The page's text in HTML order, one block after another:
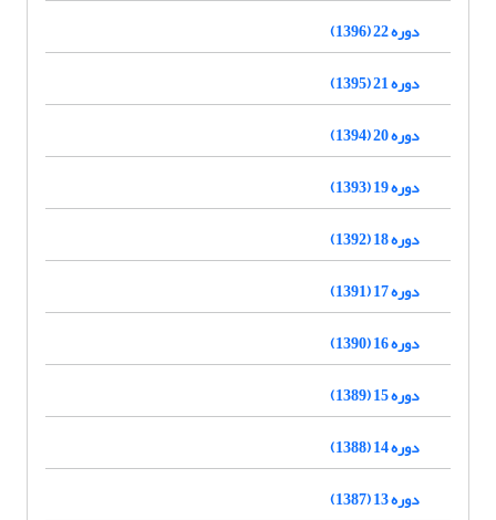
دوره 22 (1396)
دوره 21 (1395)
دوره 20 (1394)
دوره 19 (1393)
دوره 18 (1392)
دوره 17 (1391)
دوره 16 (1390)
دوره 15 (1389)
دوره 14 (1388)
دوره 13 (1387)